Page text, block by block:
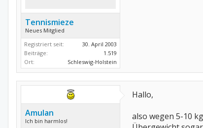
Tennismieze
Neues Mitglied
Registriert seit:
30. April 2003
Beiträge:
1.519
Ort:
Schleswig-Holstein
Amulan
Ich bin harmlos!
Hallo,
also wegen 5-10